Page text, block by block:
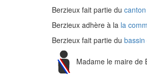
Berzieux fait partie du
Berzieux adhère à la la
Berzieux fait partie du
Madame le maire de